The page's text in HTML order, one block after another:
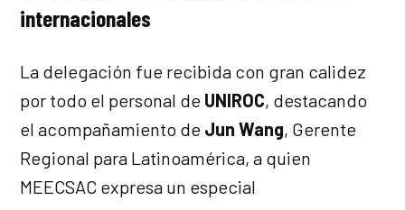
internacionales
La delegación fue recibida con gran calidez
por todo el personal de UNIROC, destacando
el acompañamiento de Jun Wang, Gerente
Regional para Latinoamérica, a quien
MEECSAC expresa un especial